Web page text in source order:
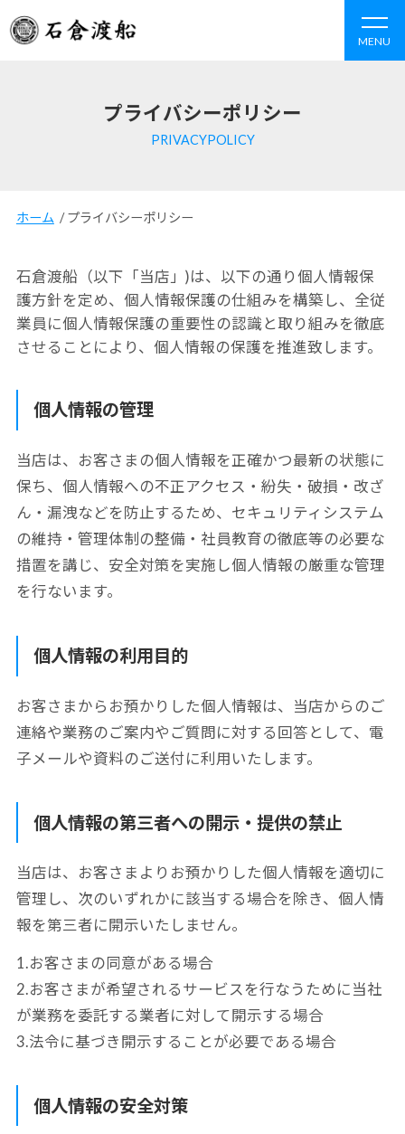
MENU
プライバシーポリシー
PRIVACYPOLICY
ホーム /プライバシーポリシー
石倉渡船（以下「当店」)は、以下の通り個人情報保
護方針を定め、個人情報保護の仕組みを構築し、 全従
業員に個人情報保護の重要性の認識と取り組みを徹底
させることにより、個人情報の保護を推進致します。
個人情報の管理
当店は、お客さまの個人情報を正確かつ最新の状態に
保ち、個人情報への不正アクセス・紛失・破損・改ざ
ん・漏洩などを防止するため、 セキュリティシステム
の維持・管理体制の整備・社員教育の徹底等の必要な
措置を講じ、安全対策を実施し個人情報の厳重な管理
を行ないます。
個人情報の利用目的
お客さまからお預かりした個人情報は、当店からのご
連絡や業務のご案内やご質問に対する回答として、 電
子メールや資料のご送付に利用いたします。
個人情報の第三者への開示・提供の禁止
当店は、お客さまよりお預かりした個人情報を適切に
管理し、次のいずれかに該当する場合を除き、 個人情
報を第三者に開示いたしません。
1.お客さまの同意がある場合
2.お客さまが希望されるサービスを行なうために当社
が業務を委託する業者に対して開示する場合
3.法令に基づき開示することが必要である場合
個人情報の安全対策